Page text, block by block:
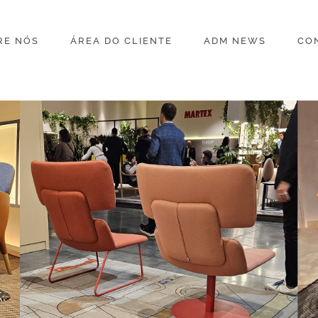
NÓS ÁREA DO CLIENTE ADM NEWS